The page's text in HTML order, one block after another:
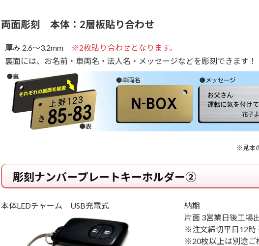
両面彫刻 本体：2層板貼り合わせ
厚み 2.6～3.2mm
※2枚貼り合わせとなります。
裏面には、お名前・車両名・法人名・メッセージなどを彫刻できます！
※見本
彫刻ナンバープレートキーホルダー②
本体LEDチャーム USB充電式
納期
片面 3営業日後工場
※注文締切平日12時
※20枚以上は別途ご